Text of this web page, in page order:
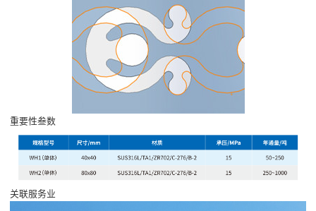
重要性叁数
关联服务业